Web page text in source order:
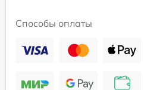
Способы оплаты